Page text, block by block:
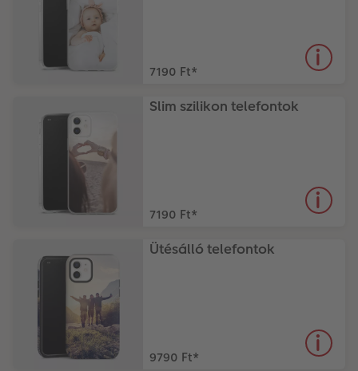
7190 Ft*
Slim szilikon telefontok
7190 Ft*
Ütésálló telefontok
9790 Ft*